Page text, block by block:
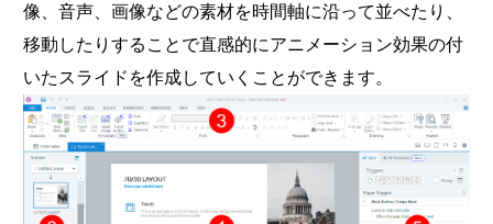
像、音声、画像などの素材を時間軸に沿って並べたり、
移動したりすることで直感的にアニメーション効果の付
いたスライドを作成していくことができます。